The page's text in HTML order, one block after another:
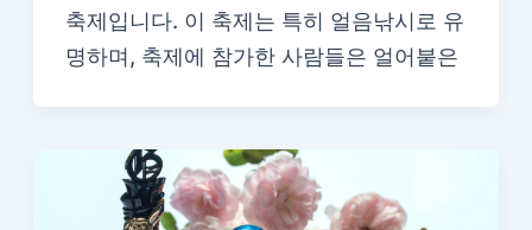
축제입니다. 이 축제는 특히 얼음낚시로 유
명하며, 축제에 참가한 사람들은 얼어붙은